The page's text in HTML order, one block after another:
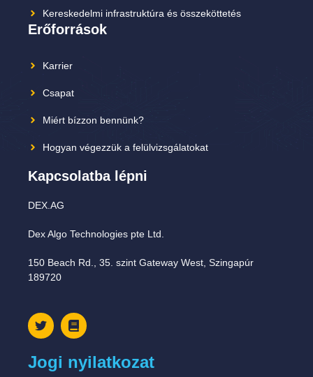
Kereskedelmi infrastruktúra és összeköttetés
Erőforrások
Karrier
Csapat
Miért bízzon bennünk?
Hogyan végezzük a felülvizsgálatokat
Kapcsolatba lépni
DEX.AG
Dex Algo Technologies pte Ltd.
150 Beach Rd., 35. szint Gateway West, Szingapúr
189720
Jogi nyilatkozat